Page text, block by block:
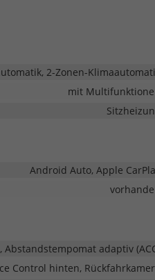
2-Zonen-
mit
Android Auto, Apple
adaptiv
Control hinten,